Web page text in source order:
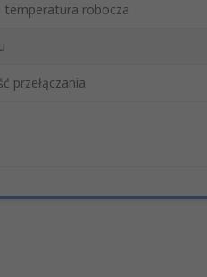
temperatura robocza
przełączania